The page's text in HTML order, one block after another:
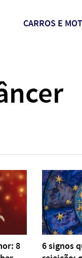
CARROS E
8
6 signos